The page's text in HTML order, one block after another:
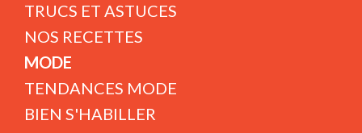
TRUCS ET ASTUCES
NOS RECETTES
MODE
TENDANCES MODE
BIEN S'HABILLER